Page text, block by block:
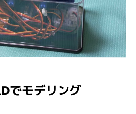
でモデリング